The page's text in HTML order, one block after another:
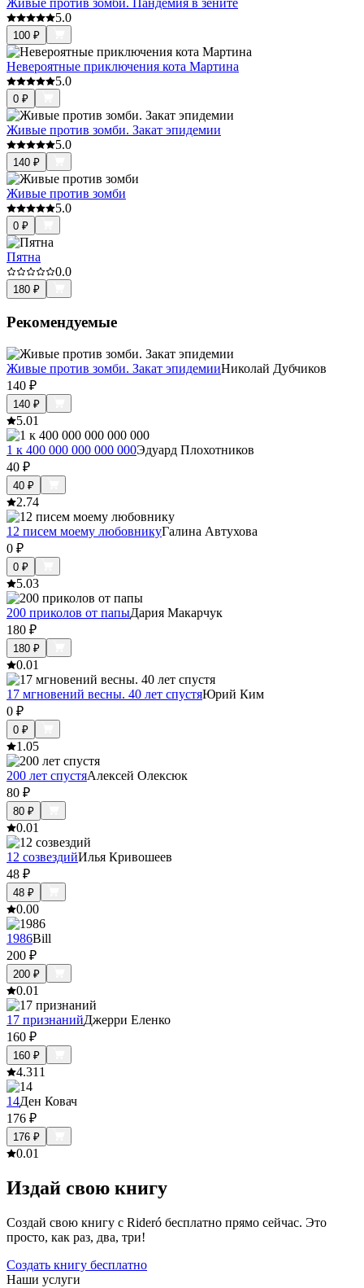
5.0
100 ₽
Невероятные приключения кота Мартина
5.0
0 ₽
Живые против зомби. Закат эпидемии
5.0
140 ₽
Живые против зомби
5.0
0 ₽
Пятна
0.0
180 ₽
Рекомендуемые
Живые против зомби. Закат эпидемииНиколай Дубчиков
140 ₽
140 ₽
5.01
1 к 400 000 000 000 000Эдуард Плохотников
40 ₽
40 ₽
2.74
12 писем моему любовникуГалина Автухова
0 ₽
0 ₽
5.03
200 приколов от папыДария Макарчук
180 ₽
180 ₽
0.01
17 мгновений весны. 40 лет спустяЮрий Ким
0 ₽
0 ₽
1.05
200 лет спустяАлексей Олексюк
80 ₽
80 ₽
0.01
12 созвездийИлья Кривошеев
48 ₽
48 ₽
0.00
1986Bill
200 ₽
200 ₽
0.01
17 признанийДжерри Еленко
160 ₽
160 ₽
4.311
14Ден Ковач
176 ₽
176 ₽
0.01
Издай свою книгу
Создай свою книгу с Rideró бесплатно прямо сейчас. Это
просто, как раз, два, три!
Создать книгу бесплатно
Наши услуги